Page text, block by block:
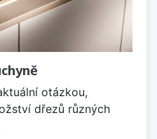
otázkou,
dřezů různých